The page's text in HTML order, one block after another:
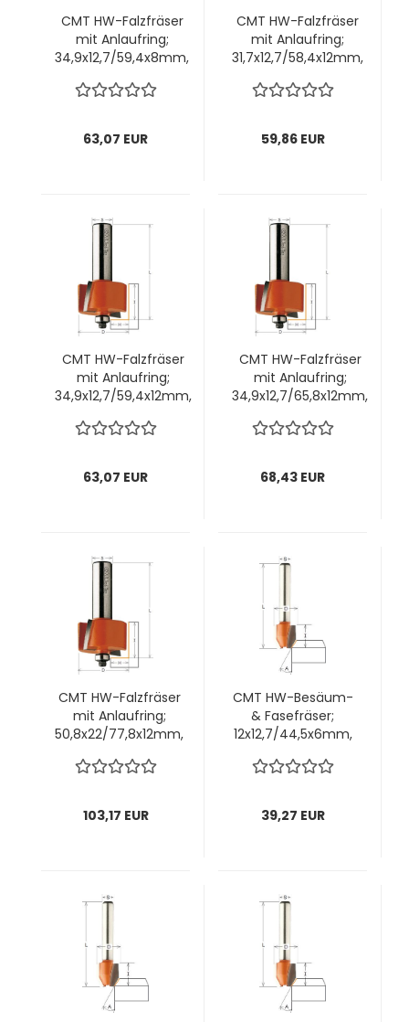
CMT HW-Falzfräser
mit Anlaufring;
34,9x12,7/59,4x8mm,
12,7mm; 1 VPE = 1
63,07 EUR
CMT HW-Falzfräser
mit Anlaufring;
31,7x12,7/58,4x12mm,
9,5mm; 1 VPE = 1 Stck
59,86 EUR
CMT HW-Falzfräser
mit Anlaufring;
34,9x12,7/59,4x12mm,
12,7mm; 1 VPE = 1 Stck
63,07 EUR
CMT HW-Falzfräser
mit Anlaufring;
34,9x12,7/65,8x12mm,
12,7mm; 1 VPE = 1 Stck
68,43 EUR
CMT HW-Falzfräser
mit Anlaufring;
50,8x22/77,8x12mm,
16mm; 1 VPE = 1 Stck
103,17 EUR
CMT HW-Besäum-
& Fasefräser;
12x12,7/44,5x6mm,
1 VPE = 1 Stck
39,27 EUR